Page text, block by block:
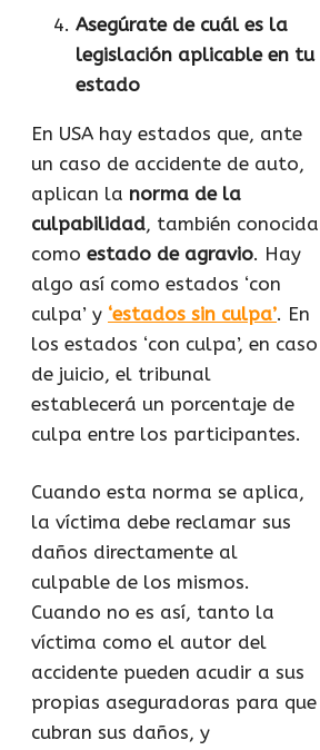
Asegúrate de cuál es la
legislación aplicable en tu
estado
En USA hay estados que, ante
un caso de accidente de auto,
aplican la norma de la
culpabilidad, también conocida
como estado de agravio. Hay
algo así como estados ‘con
culpa’ y ‘estados sin culpa’. En
los estados ‘con culpa’, en caso
de juicio, el tribunal
establecerá un porcentaje de
culpa entre los participantes.
Cuando esta norma se aplica,
la víctima debe reclamar sus
daños directamente al
culpable de los mismos.
Cuando no es así, tanto la
víctima como el autor del
accidente pueden acudir a sus
propias aseguradoras para que
cubran sus daños, y